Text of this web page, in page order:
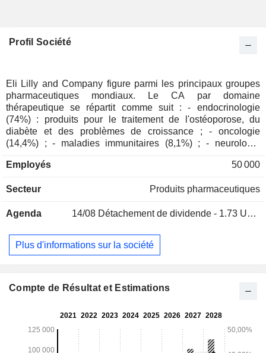
Profil Société
Eli Lilly and Company figure parmi les principaux groupes
pharmaceutiques mondiaux. Le CA par domaine
thérapeutique se répartit comme suit : - endocrinologie
(74%) : produits pour le traitement de l'ostéoporose, du
diabète et des problèmes de croissance ; - oncologie
(14,4%) ; - maladies immunitaires (8,1%) ; - neurologie
traitement de la dépression et de la schizophrénie ; - autres
Etats-Unis (66,7%), Europe (17,7%), Japon (3,2%), Chine
Employés 50 000
Secteur Produits pharmaceutiques
Agenda 14/08 Détachement de dividende - 1.73 USD
Plus d'informations sur la société
Compte de Résultat et Estimations